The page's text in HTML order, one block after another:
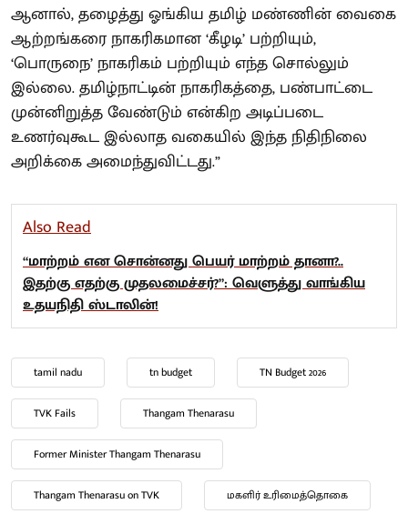
ஆனால், தழைத்து ஓங்கிய தமிழ் மண்ணின் வைகை
ஆற்றங்கரை நாகரிகமான ‘கீழடி’ பற்றியும்,
‘பொருநை’ நாகரிகம் பற்றியும் எந்த சொல்லும்
இல்லை. தமிழ்நாட்டின் நாகரிகத்தை, பண்பாட்டை
முன்னிறுத்த வேண்டும் என்கிற அடிப்படை
உணர்வுகூட இல்லாத வகையில் இந்த நிதிநிலை
அறிக்கை அமைந்துவிட்டது.”
Also Read
“மாற்றம் என சொன்னது பெயர் மாற்றம் தானா?..
இதற்கு எதற்கு முதலமைச்சர்?”: வெளுத்து வாங்கிய
உதயநிதி ஸ்டாலின்!
tamil nadu tn budget TN Budget 2026
TVK Fails Thangam Thenarasu
Former Minister Thangam Thenarasu
Thangam Thenarasu on TVK மகளிர் உரிமைத்தொகை